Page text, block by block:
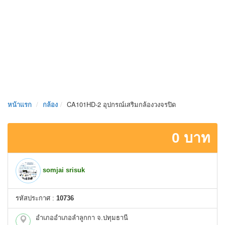
หน้าเเรก กล้อง CA101HD-2 อุปกรณ์เสริมกล้องวงจรปิด
0 บาท
somjai srisuk
รหัสประกาศ : 10736
อำเภออำเภอลำลูกกา จ.ปทุมธานี